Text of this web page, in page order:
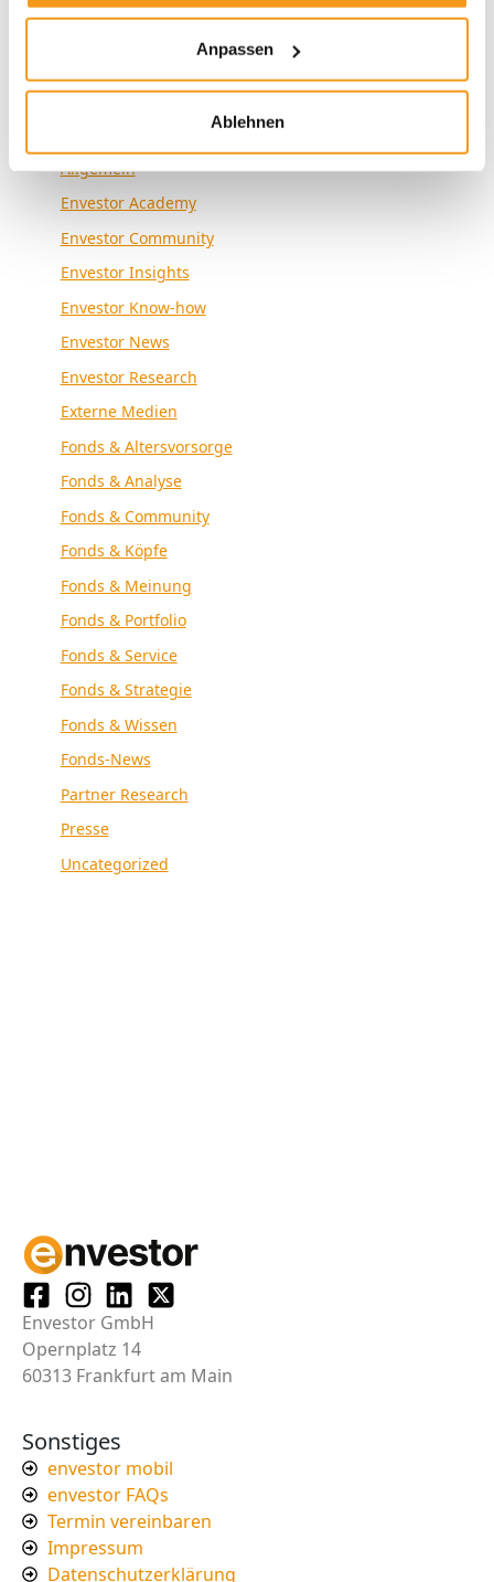
Anpassen
Ablehnen
1970
Allgemein
Envestor Academy
Envestor Community
Envestor Insights
Envestor Know-how
Envestor News
Envestor Research
Externe Medien
Fonds & Altersvorsorge
Fonds & Analyse
Fonds & Community
Fonds & Köpfe
Fonds & Meinung
Fonds & Portfolio
Fonds & Service
Fonds & Strategie
Fonds & Wissen
Fonds-News
Partner Research
Presse
Uncategorized
Envestor GmbH
Opernplatz 14
60313 Frankfurt am Main
Sonstiges
envestor mobil
envestor FAQs
Termin vereinbaren
Impressum
Datenschutzerklärung